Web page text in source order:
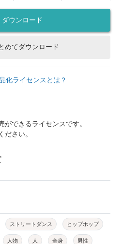
ダウンロード
めてダウンロード
化ライセンスとは？
ができるライセンスです。
ださい。
ストリートダンス ヒップホップ
人物 人 全身 男性